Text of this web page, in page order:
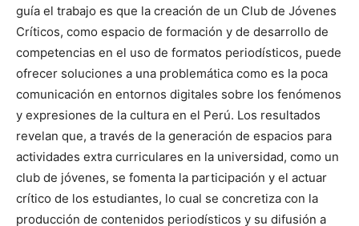
guía el trabajo es que la creación de un Club de Jóvenes
Críticos, como espacio de formación y de desarrollo de
competencias en el uso de formatos periodísticos, puede
ofrecer soluciones a una problemática como es la poca
comunicación en entornos digitales sobre los fenómenos
y expresiones de la cultura en el Perú. Los resultados
revelan que, a través de la generación de espacios para
actividades extra curriculares en la universidad, como un
club de jóvenes, se fomenta la participación y el actuar
crítico de los estudiantes, lo cual se concretiza con la
producción de contenidos periodísticos y su difusión a